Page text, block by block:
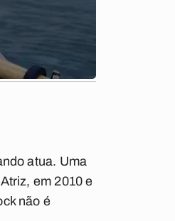
atua. Uma
em 2010 e
não é